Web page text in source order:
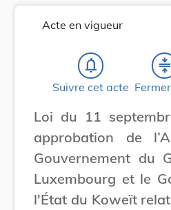
Acte en vigueur
notifications_none
Suivre cet acte
compress
Loi du 11
approbation de
Gouvernement du
Luxembourg et le
l'État du Koweït